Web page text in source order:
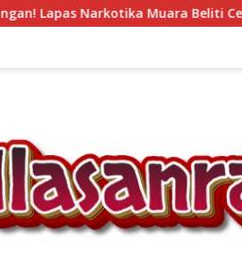
Beliti Cek Total Senjata Api,